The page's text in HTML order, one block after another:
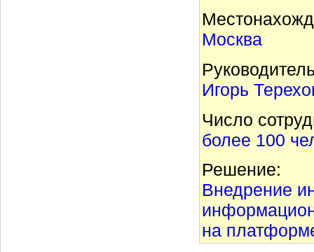
Москва
Игорь
Число
более 100
Решение:
Внедрение
на